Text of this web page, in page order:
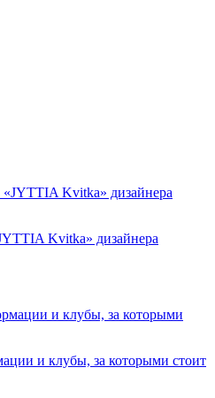
Kvitka» дизайнера
и клубы, за которыми стоит